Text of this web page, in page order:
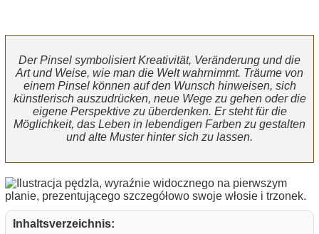
Der Pinsel symbolisiert Kreativität, Veränderung und die
Art und Weise, wie man die Welt wahrnimmt. Träume von
einem Pinsel können auf den Wunsch hinweisen, sich
künstlerisch auszudrücken, neue Wege zu gehen oder die
eigene Perspektive zu überdenken. Er steht für die
Möglichkeit, das Leben in lebendigen Farben zu gestalten
und alte Muster hinter sich zu lassen.
Inhaltsverzeichnis: